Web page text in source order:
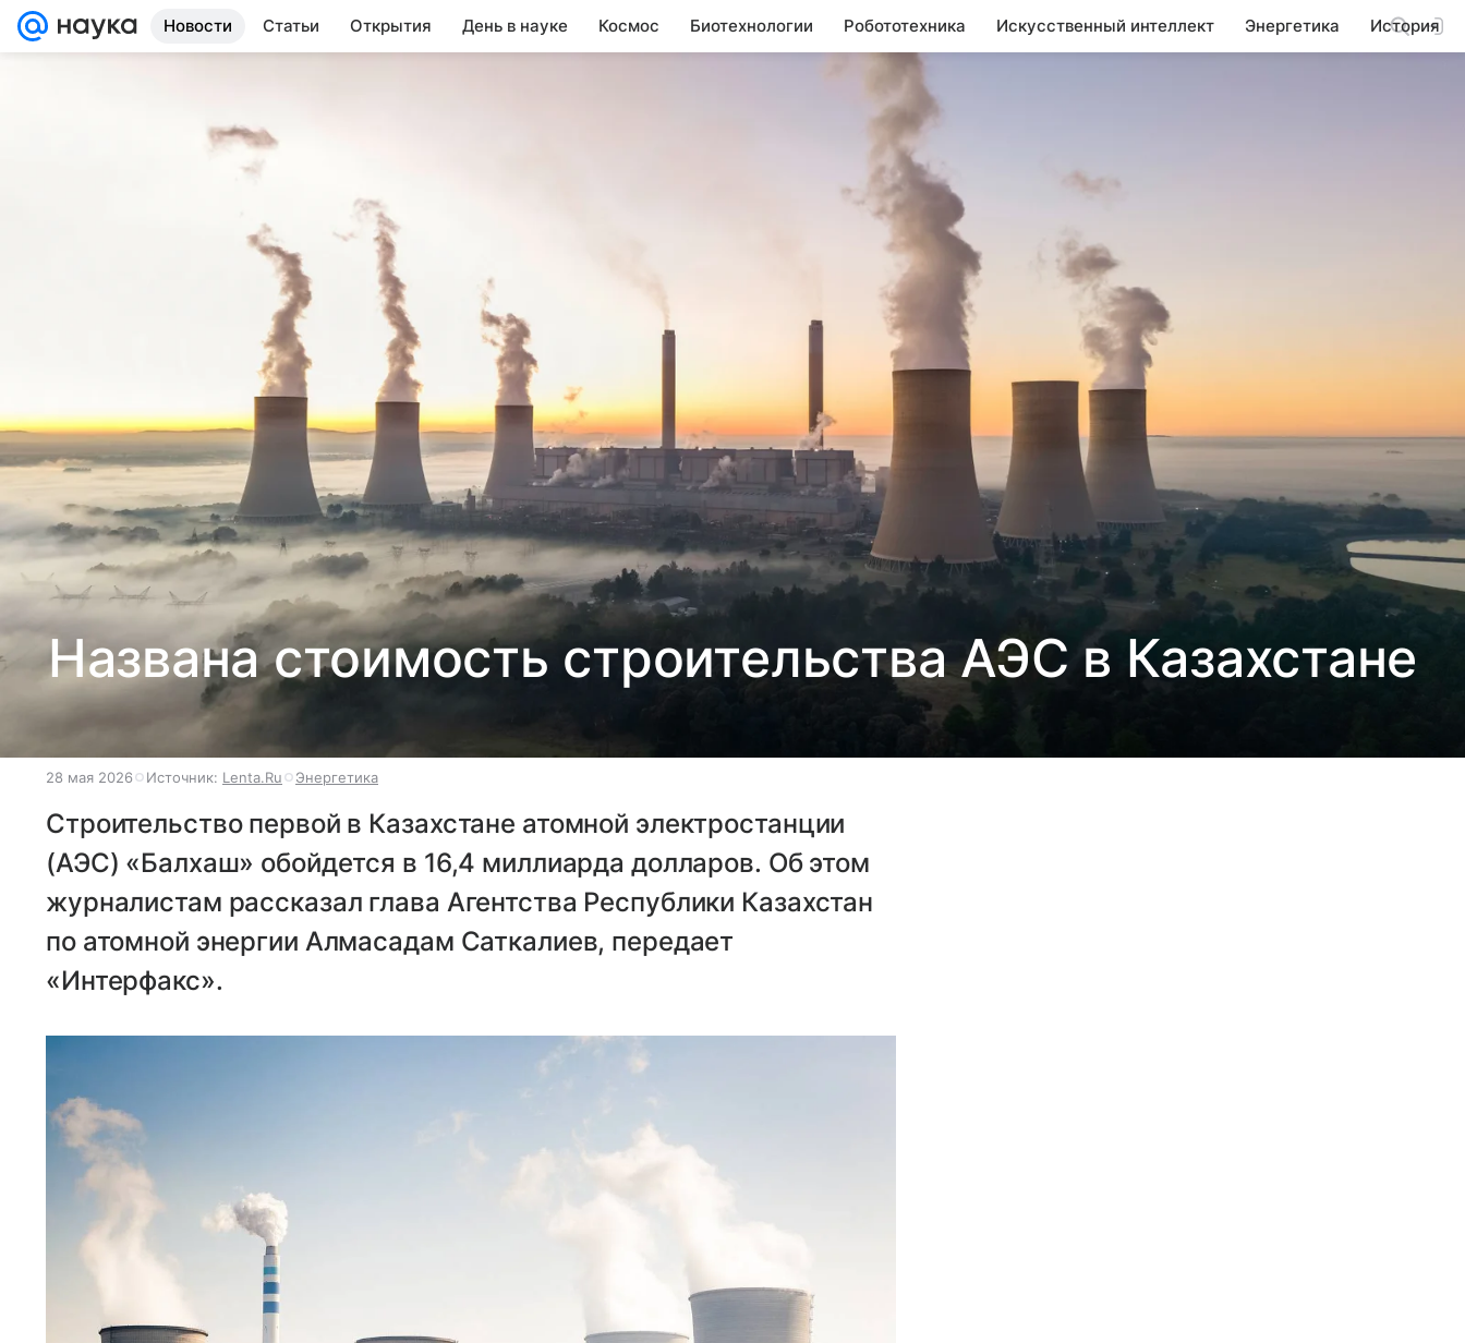
Новости Статьи Открытия День в науке Космос Биотехнологии Робототехника Искусственный интеллект Энергетика История
Названа стоимость строительства АЭС в Казахстане
28 мая 2026 Источник: Lenta.Ru Энергетика
Строительство первой в Казахстане атомной электростанции
(АЭС) «Балхаш» обойдется в 16,4 миллиарда долларов. Об этом
журналистам рассказал глава Агентства Республики Казахстан
по атомной энергии Алмасадам Саткалиев, передает
«Интерфакс».